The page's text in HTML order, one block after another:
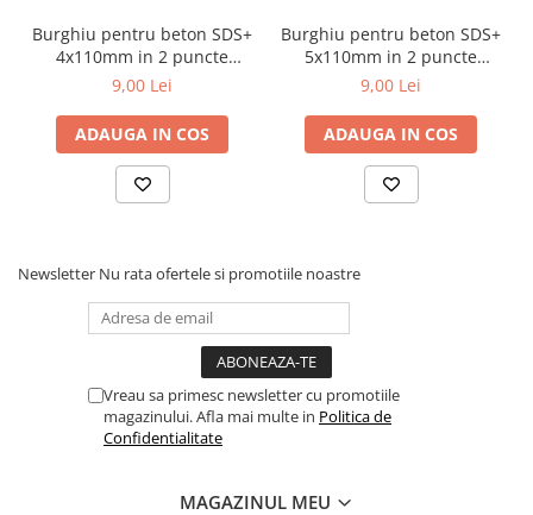
Burghiu pentru beton SDS+
4x110mm in 2 puncte
Draumet
9,00 Lei
ADAUGA IN COS
Burghiu pentru beton SDS+
5x110mm in 2 puncte
Draumet
9,00 Lei
ADAUGA IN COS
Newsletter Nu rata ofertele si promotiile noastre
Vreau sa primesc newsletter cu promotiile
magazinului. Afla mai multe in Politica de
Confidentialitate
MAGAZINUL MEU